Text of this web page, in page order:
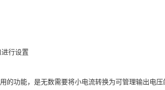
行设置
的功能，是无数需要将小电流转换为可管理输出电